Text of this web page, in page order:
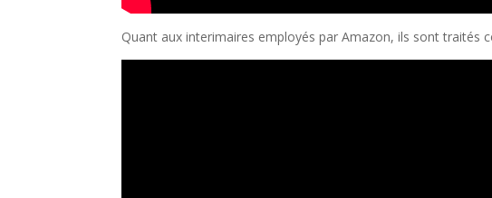
Quant aux interimaires employés par Amazon, ils sont traités